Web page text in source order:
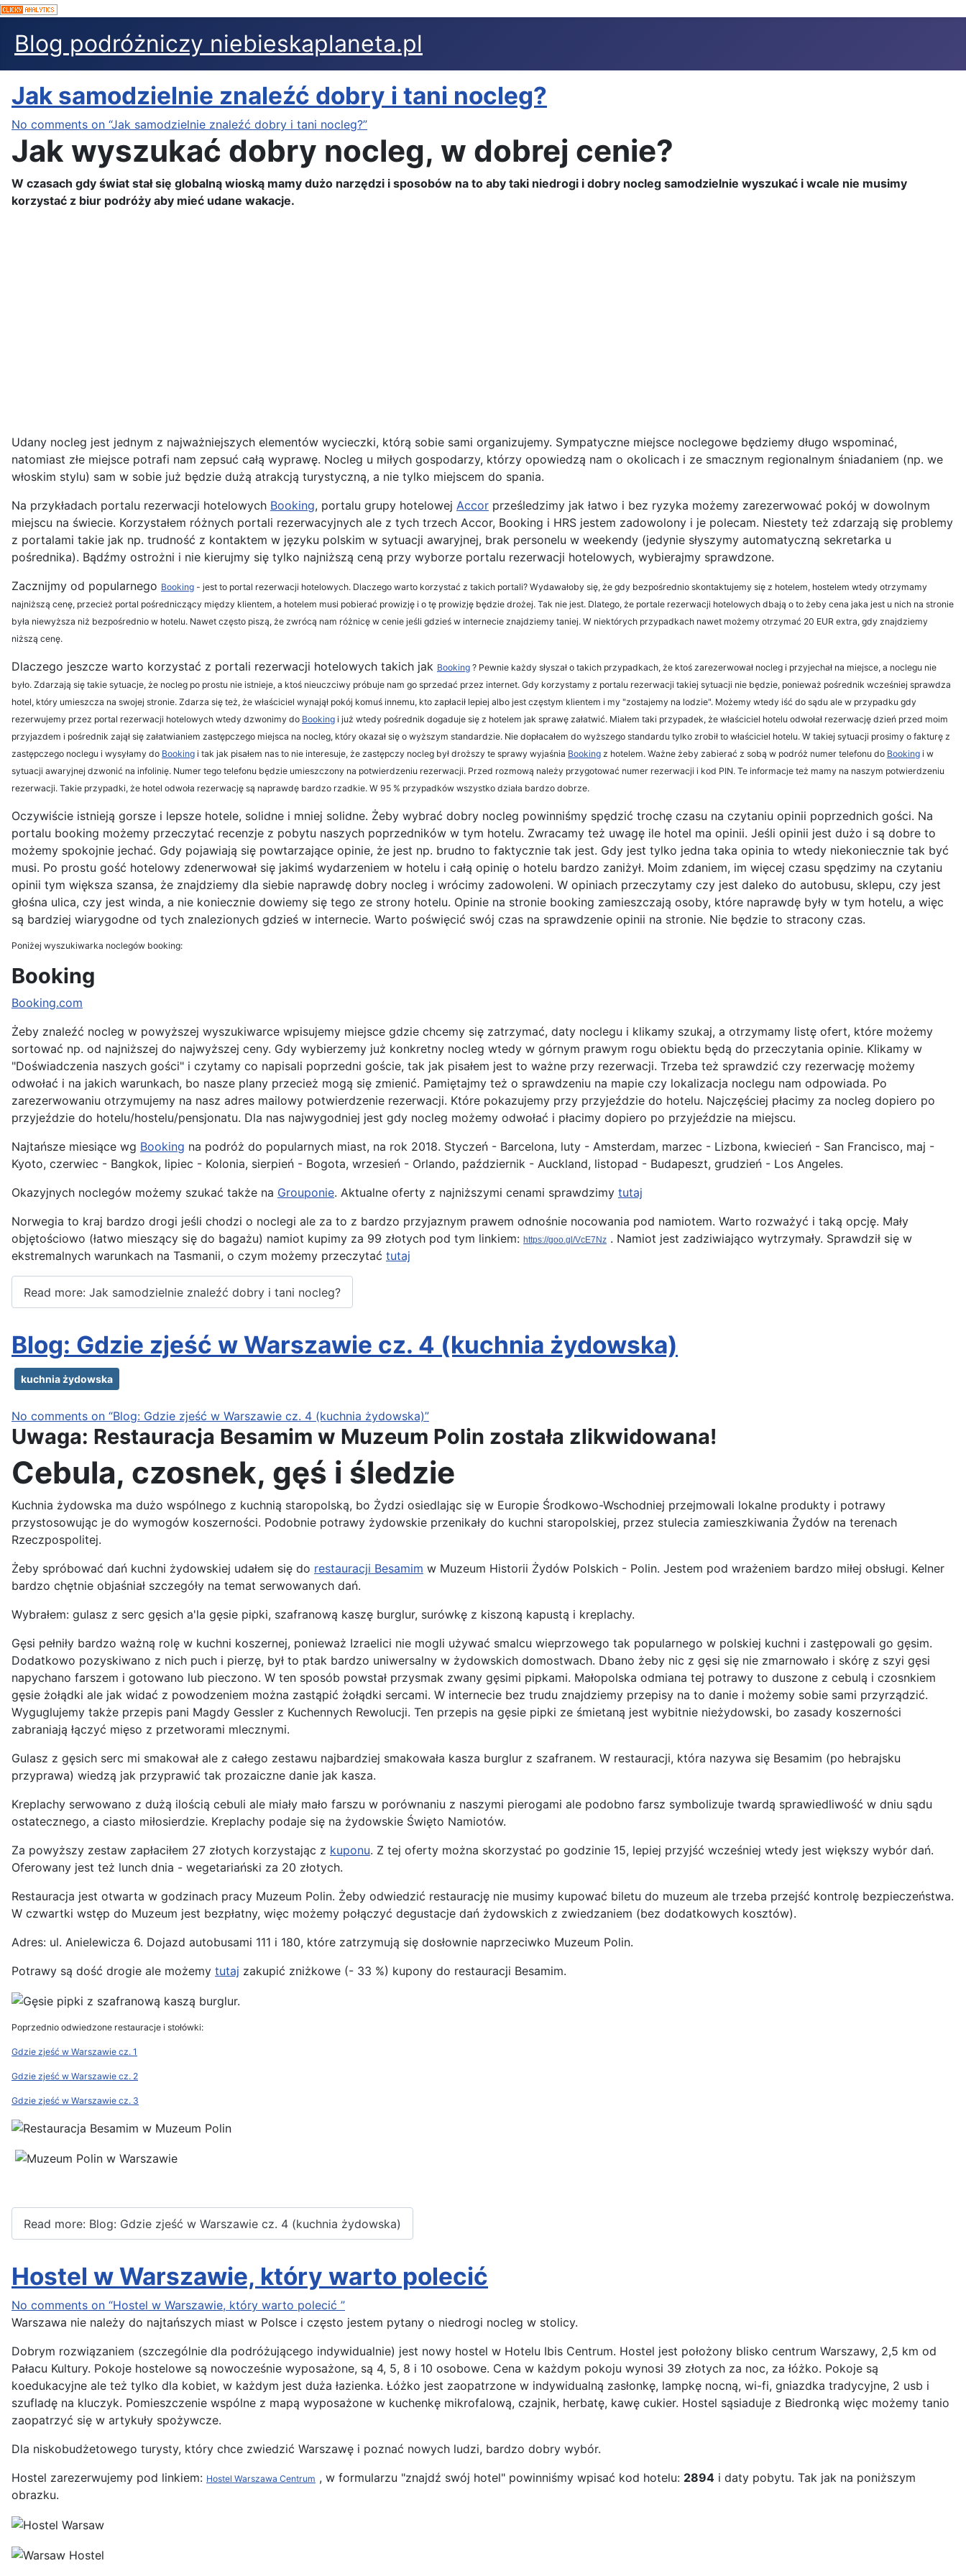
Blog podróżniczy niebieskaplaneta.pl
Jak samodzielnie znaleźć dobry i tani nocleg?
No comments on “Jak samodzielnie znaleźć dobry i tani nocleg?”
Jak wyszukać dobry nocleg, w dobrej cenie?
W czasach gdy świat stał się globalną wioską mamy dużo narzędzi i sposobów na to aby taki niedrogi i dobry nocleg samodzielnie wyszukać i wcale nie musimy
korzystać z biur podróży aby mieć udane wakacje.
Udany nocleg jest jednym z najważniejszych elementów wycieczki, którą sobie sami organizujemy. Sympatyczne miejsce noclegowe będziemy długo wspominać,
natomiast złe miejsce potrafi nam zepsuć całą wyprawę. Nocleg u miłych gospodarzy, którzy opowiedzą nam o okolicach i ze smacznym regionalnym śniadaniem (np. we
włoskim stylu) sam w sobie już będzie dużą atrakcją turystyczną, a nie tylko miejscem do spania.
Na przykładach portalu rezerwacji hotelowych Booking, portalu grupy hotelowej Accor prześledzimy jak łatwo i bez ryzyka możemy zarezerwować pokój w dowolnym
miejscu na świecie. Korzystałem różnych portali rezerwacyjnych ale z tych trzech Accor, Booking i HRS jestem zadowolony i je polecam. Niestety też zdarzają się problemy
z portalami takie jak np. trudność z kontaktem w języku polskim w sytuacji awaryjnej, brak personelu w weekendy (jedynie słyszymy automatyczną sekretarka u
pośrednika). Bądźmy ostrożni i nie kierujmy się tylko najniższą ceną przy wyborze portalu rezerwacji hotelowych, wybierajmy sprawdzone.
Zacznijmy od popularnego Booking - jest to portal rezerwacji hotelowych. Dlaczego warto korzystać z takich portali? Wydawałoby się, że gdy bezpośrednio skontaktujemy się z hotelem, hostelem wtedy otrzymamy
najniższą cenę, przecież portal pośredniczący między klientem, a hotelem musi pobierać prowizję i o tę prowizję będzie drożej. Tak nie jest. Dlatego, że portale rezerwacji hotelowych dbają o to żeby cena jaka jest u nich na stronie
była niewyższa niż bezpośrednio w hotelu. Nawet często piszą, że zwrócą nam różnicę w cenie jeśli gdzieś w internecie znajdziemy taniej. W niektórych przypadkach nawet możemy otrzymać 20 EUR extra, gdy znajdziemy
niższą cenę.
Dlaczego jeszcze warto korzystać z portali rezerwacji hotelowych takich jak Booking ? Pewnie każdy słyszał o takich przypadkach, że ktoś zarezerwował nocleg i przyjechał na miejsce, a noclegu nie
było. Zdarzają się takie sytuacje, że nocleg po prostu nie istnieje, a ktoś nieuczciwy próbuje nam go sprzedać przez internet. Gdy korzystamy z portalu rezerwacji takiej sytuacji nie będzie, ponieważ pośrednik wcześniej sprawdza
hotel, który umieszcza na swojej stronie. Zdarza się też, że właściciel wynajął pokój komuś innemu, kto zapłacił lepiej albo jest częstym klientem i my "zostajemy na lodzie". Możemy wtedy iść do sądu ale w przypadku gdy
rezerwujemy przez portal rezerwacji hotelowych wtedy dzwonimy do Booking i już wtedy pośrednik dogaduje się z hotelem jak sprawę załatwić. Miałem taki przypadek, że właściciel hotelu odwołał rezerwację dzień przed moim
przyjazdem i pośrednik zajął się załatwianiem zastępczego miejsca na nocleg, który okazał się o wyższym standardzie. Nie dopłacałem do wyższego standardu tylko zrobił to właściciel hotelu. W takiej sytuacji prosimy o fakturę z
zastępczego noclegu i wysyłamy do Booking i tak jak pisałem nas to nie interesuje, że zastępczy nocleg był droższy te sprawy wyjaśnia Booking z hotelem. Ważne żeby zabierać z sobą w podróż numer telefonu do Booking i w
sytuacji awaryjnej dzwonić na infolinię. Numer tego telefonu będzie umieszczony na potwierdzeniu rezerwacji. Przed rozmową należy przygotować numer rezerwacji i kod PIN. Te informacje też mamy na naszym potwierdzeniu
rezerwacji. Takie przypadki, że hotel odwoła rezerwację są naprawdę bardzo rzadkie. W 95 % przypadków wszystko działa bardzo dobrze.
Oczywiście istnieją gorsze i lepsze hotele, solidne i mniej solidne. Żeby wybrać dobry nocleg powinniśmy spędzić trochę czasu na czytaniu opinii poprzednich gości. Na
portalu booking możemy przeczytać recenzje z pobytu naszych poprzedników w tym hotelu. Zwracamy też uwagę ile hotel ma opinii. Jeśli opinii jest dużo i są dobre to
możemy spokojnie jechać. Gdy pojawiają się powtarzające opinie, że jest np. brudno to faktycznie tak jest. Gdy jest tylko jedna taka opinia to wtedy niekoniecznie tak być
musi. Po prostu gość hotelowy zdenerwował się jakimś wydarzeniem w hotelu i całą opinię o hotelu bardzo zaniżył. Moim zdaniem, im więcej czasu spędzimy na czytaniu
opinii tym większa szansa, że znajdziemy dla siebie naprawdę dobry nocleg i wrócimy zadowoleni. W opiniach przeczytamy czy jest daleko do autobusu, sklepu, czy jest
głośna ulica, czy jest winda, a nie koniecznie dowiemy się tego ze strony hotelu. Opinie na stronie booking zamieszczają osoby, które naprawdę były w tym hotelu, a więc
są bardziej wiarygodne od tych znalezionych gdzieś w internecie. Warto poświęcić swój czas na sprawdzenie opinii na stronie. Nie będzie to stracony czas.
Poniżej wyszukiwarka noclegów booking:
Booking
Booking.com
Żeby znaleźć nocleg w powyższej wyszukiwarce wpisujemy miejsce gdzie chcemy się zatrzymać, daty noclegu i klikamy szukaj, a otrzymamy listę ofert, które możemy
sortować np. od najniższej do najwyższej ceny. Gdy wybierzemy już konkretny nocleg wtedy w górnym prawym rogu obiektu będą do przeczytania opinie. Klikamy w
"Doświadczenia naszych gości" i czytamy co napisali poprzedni goście, tak jak pisałem jest to ważne przy rezerwacji. Trzeba też sprawdzić czy rezerwację możemy
odwołać i na jakich warunkach, bo nasze plany przecież mogą się zmienić. Pamiętajmy też o sprawdzeniu na mapie czy lokalizacja noclegu nam odpowiada. Po
zarezerwowaniu otrzymujemy na nasz adres mailowy potwierdzenie rezerwacji. Które pokazujemy przy przyjeździe do hotelu. Najczęściej płacimy za nocleg dopiero po
przyjeździe do hotelu/hostelu/pensjonatu. Dla nas najwygodniej jest gdy nocleg możemy odwołać i płacimy dopiero po przyjeździe na miejscu.
Najtańsze miesiące wg Booking na podróż do popularnych miast, na rok 2018. Styczeń - Barcelona, luty - Amsterdam, marzec - Lizbona, kwiecień - San Francisco, maj -
Kyoto, czerwiec - Bangkok, lipiec - Kolonia, sierpień - Bogota, wrzesień - Orlando, październik - Auckland, listopad - Budapeszt, grudzień - Los Angeles.
Okazyjnych noclegów możemy szukać także na Grouponie. Aktualne oferty z najniższymi cenami sprawdzimy tutaj
Norwegia to kraj bardzo drogi jeśli chodzi o noclegi ale za to z bardzo przyjaznym prawem odnośnie nocowania pod namiotem. Warto rozważyć i taką opcję. Mały
objętościowo (łatwo mieszący się do bagażu) namiot kupimy za 99 złotych pod tym linkiem: https://goo.gl/VcE7Nz . Namiot jest zadziwiająco wytrzymały. Sprawdził się w
ekstremalnych warunkach na Tasmanii, o czym możemy przeczytać tutaj
Read more: Jak samodzielnie znaleźć dobry i tani nocleg?
Blog: Gdzie zjeść w Warszawie cz. 4 (kuchnia żydowska)
kuchnia żydowska
No comments on “Blog: Gdzie zjeść w Warszawie cz. 4 (kuchnia żydowska)”
Uwaga: Restauracja Besamim w Muzeum Polin została zlikwidowana!
Cebula, czosnek, gęś i śledzie
Kuchnia żydowska ma dużo wspólnego z kuchnią staropolską, bo Żydzi osiedlając się w Europie Środkowo-Wschodniej przejmowali lokalne produkty i potrawy
przystosowując je do wymogów koszerności. Podobnie potrawy żydowskie przenikały do kuchni staropolskiej, przez stulecia zamieszkiwania Żydów na terenach
Rzeczpospolitej.
Żeby spróbować dań kuchni żydowskiej udałem się do restauracji Besamim w Muzeum Historii Żydów Polskich - Polin. Jestem pod wrażeniem bardzo miłej obsługi. Kelner
bardzo chętnie objaśniał szczegóły na temat serwowanych dań.
Wybrałem: gulasz z serc gęsich a'la gęsie pipki, szafranową kaszę burglur, surówkę z kiszoną kapustą i kreplachy.
Gęsi pełniły bardzo ważną rolę w kuchni koszernej, ponieważ Izraelici nie mogli używać smalcu wieprzowego tak popularnego w polskiej kuchni i zastępowali go gęsim.
Dodatkowo pozyskiwano z nich puch i pierzę, był to ptak bardzo uniwersalny w żydowskich domostwach. Dbano żeby nic z gęsi się nie zmarnowało i skórę z szyi gęsi
napychano farszem i gotowano lub pieczono. W ten sposób powstał przysmak zwany gęsimi pipkami. Małopolska odmiana tej potrawy to duszone z cebulą i czosnkiem
gęsie żołądki ale jak widać z powodzeniem można zastąpić żołądki sercami. W internecie bez trudu znajdziemy przepisy na to danie i możemy sobie sami przyrządzić.
Wyguglujemy także przepis pani Magdy Gessler z Kuchennych Rewolucji. Ten przepis na gęsie pipki ze śmietaną jest wybitnie nieżydowski, bo zasady koszerności
zabraniają łączyć mięso z przetworami mlecznymi.
Gulasz z gęsich serc mi smakował ale z całego zestawu najbardziej smakowała kasza burglur z szafranem. W restauracji, która nazywa się Besamim (po hebrajsku
przyprawa) wiedzą jak przyprawić tak prozaiczne danie jak kasza.
Kreplachy serwowano z dużą ilością cebuli ale miały mało farszu w porównaniu z naszymi pierogami ale podobno farsz symbolizuje twardą sprawiedliwość w dniu sądu
ostatecznego, a ciasto miłosierdzie. Kreplachy podaje się na żydowskie Święto Namiotów.
Za powyższy zestaw zapłaciłem 27 złotych korzystając z kuponu. Z tej oferty można skorzystać po godzinie 15, lepiej przyjść wcześniej wtedy jest większy wybór dań.
Oferowany jest też lunch dnia - wegetariański za 20 złotych.
Restauracja jest otwarta w godzinach pracy Muzeum Polin. Żeby odwiedzić restaurację nie musimy kupować biletu do muzeum ale trzeba przejść kontrolę bezpieczeństwa.
W czwartki wstęp do Muzeum jest bezpłatny, więc możemy połączyć degustacje dań żydowskich z zwiedzaniem (bez dodatkowych kosztów).
Adres: ul. Anielewicza 6. Dojazd autobusami 111 i 180, które zatrzymują się dosłownie naprzeciwko Muzeum Polin.
Potrawy są dość drogie ale możemy tutaj zakupić zniżkowe (- 33 %) kupony do restauracji Besamim.
Poprzednio odwiedzone restauracje i stołówki:
Gdzie zjeść w Warszawie cz. 1
Gdzie zjeść w Warszawie cz. 2
Gdzie zjeść w Warszawie cz. 3
Read more: Blog: Gdzie zjeść w Warszawie cz. 4 (kuchnia żydowska)
Hostel w Warszawie, który warto polecić
No comments on “Hostel w Warszawie, który warto polecić ”
Warszawa nie należy do najtańszych miast w Polsce i często jestem pytany o niedrogi nocleg w stolicy.
Dobrym rozwiązaniem (szczególnie dla podróżującego indywidualnie) jest nowy hostel w Hotelu Ibis Centrum. Hostel jest położony blisko centrum Warszawy, 2,5 km od
Pałacu Kultury. Pokoje hostelowe są nowocześnie wyposażone, są 4, 5, 8 i 10 osobowe. Cena w każdym pokoju wynosi 39 złotych za noc, za łóżko. Pokoje są
koedukacyjne ale też tylko dla kobiet, w każdym jest duża łazienka. Łóżko jest zaopatrzone w indywidualną zasłonkę, lampkę nocną, wi-fi, gniazdka tradycyjne, 2 usb i
szufladę na kluczyk. Pomieszczenie wspólne z mapą wyposażone w kuchenkę mikrofalową, czajnik, herbatę, kawę cukier. Hostel sąsiaduje z Biedronką więc możemy tanio
zaopatrzyć się w artykuły spożywcze.
Dla niskobudżetowego turysty, który chce zwiedzić Warszawę i poznać nowych ludzi, bardzo dobry wybór.
Hostel zarezerwujemy pod linkiem: Hostel Warszawa Centrum , w formularzu "znajdź swój hotel" powinniśmy wpisać kod hotelu: 2894 i daty pobytu. Tak jak na poniższym
obrazku.